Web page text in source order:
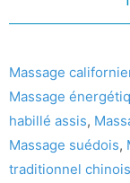
Massage
Massage
habillé assis,
Massage suédois,
traditionnel chinois